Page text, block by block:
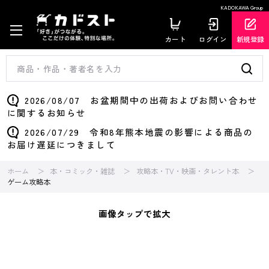
KADOKAWA Group
カート ログイン 新規登録
2026/08/07 お盆期間中の出荷およびお問い合わせ
に関するお知らせ
2026/07/29 令和8年熊本地震の影響による商品の
お届け遅延につきまして
ホーム 本・コミック・雑誌
攻略本・TV・映画・タレント本
ゲーム攻略本
画像タップで拡大